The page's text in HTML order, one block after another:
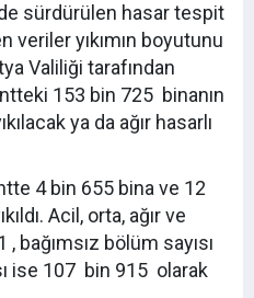
sürdürülen hasar tespit
veriler yıkımın boyutunu
Valiliği tarafından
153 bin 725 binanın
ya da ağır hasarlı
4 bin 655 bina ve 12
Acil, orta, ağır ve
, bağımsız bölüm sayısı
ise 107 bin 915 olarak